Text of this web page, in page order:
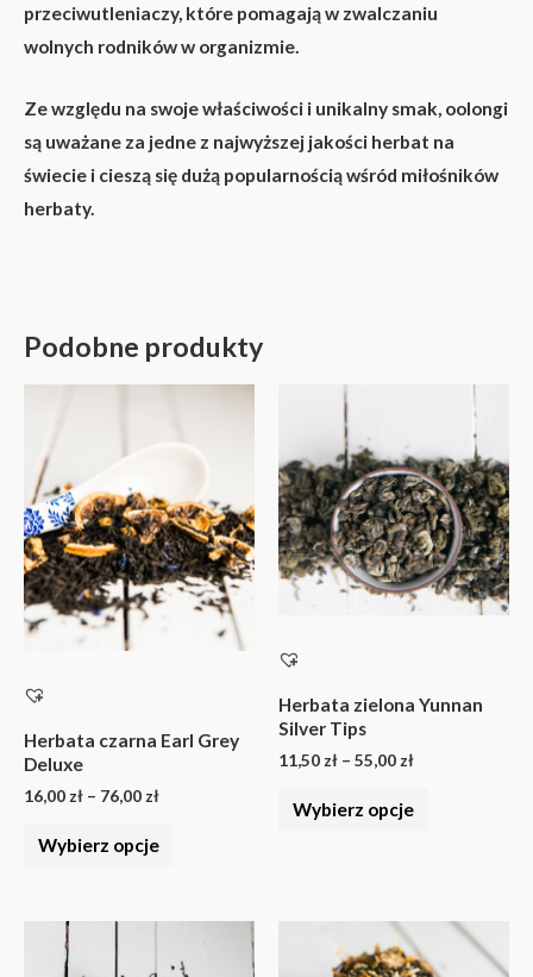
przeciwutleniaczy, które pomagają w zwalczaniu
wolnych rodników w organizmie.
Ze względu na swoje właściwości i unikalny smak, oolongi
są uważane za jedne z najwyższej jakości herbat na
świecie i cieszą się dużą popularnością wśród miłośników
herbaty.
Podobne produkty
Herbata czarna Earl Grey
Deluxe
16,00 zł – 76,00 zł
16,00 zł
76,00 zł
Wybierz opcje
wiele
wariantów.
Opcje
można
wybrać
produktu
Herbata zielona Yunnan
Silver Tips
11,50 zł – 55,00 zł
11,50 zł
do
55,00 zł
Wybierz opcje
produkt
ma
wiele
wariantów.
Opcje
można
stronie
produkt
Zakres
cen:
Ten
produkt